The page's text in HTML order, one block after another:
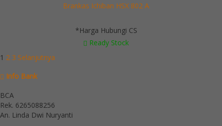
Brankas Ichiban HSX 802 A
*Harga Hubungi CS
Ready Stock
1 2 3 Selanjutnya
Info Bank
BCA
Rek. 6265088256
An. Linda Dwi Nuryanti